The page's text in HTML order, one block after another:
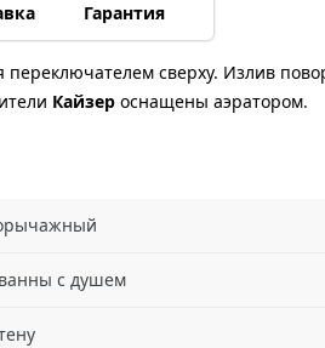
Гарантия
переключателем сверху. Излив
Кайзер оснащены аэратором.
с душем